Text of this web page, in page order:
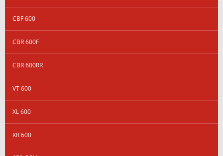
CBF 600
CBR 600F
CBR 600RR
VT 600
XL 600
XR 600